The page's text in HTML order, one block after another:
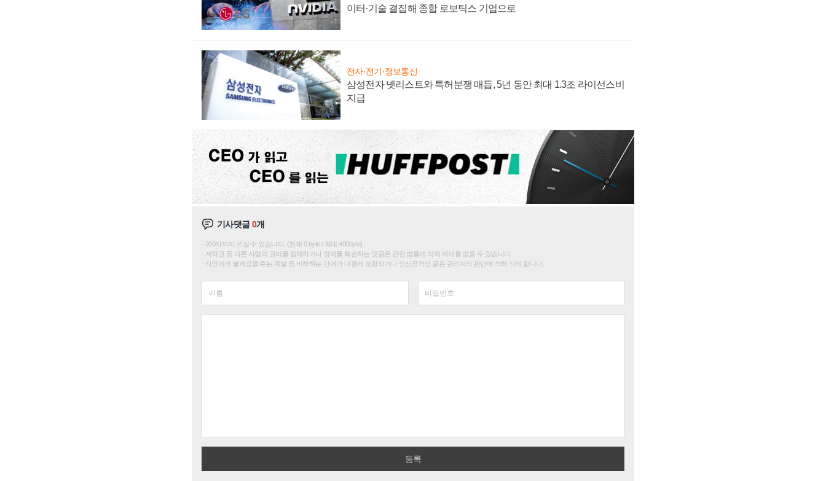
이터·기술 결집해 종합 로보틱스 기업으로
전자·전기·정보통신
삼성전자 넷리스트와 특허분쟁 매듭, 5년 동안 최대 1.3조 라이선스비
지급
기사댓글0개
200자까지 쓰실 수 있습니다. (현재 0 byte / 최대 400byte)
저작권 등 다른 사람의 권리를 침해하거나 명예를 훼손하는 댓글은 관련 법률에 의해 제재를 받을 수 있습니다.
타인에게 불쾌감을 주는 욕설 등 비하하는 단어가 내용에 포함되거나 인신공격성 글은 관리자의 판단에 의해 삭제 합니다.